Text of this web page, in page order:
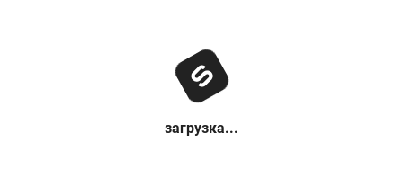
загрузка...